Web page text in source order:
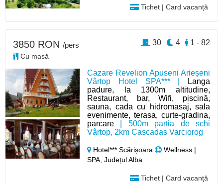
Tichet | Card vacanță
Cazare Revelion Apuseni Arieșeni
Vârtop Hotel SPA*** |
Langa
padure, la 1300m altitudine,
Restaurant, bar, Wifi, piscină,
sauna, cada cu hidromasaj, sala
evenimente, terasa, curte-gradina,
parcare | 500m partia de schi
Vârtop, 2km Cascadas Varciorog
Hotel*** Scărișoara
Wellness |
SPA, Județul Alba
Tichet | Card vacanță
3850 RON /pers
Cu masă
1 - 82
4
30